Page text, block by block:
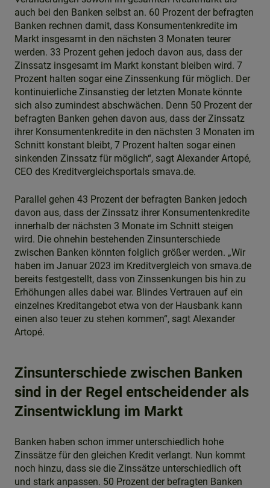
auch bei den Banken selbst an. 60 Prozent der befragten
Banken rechnen damit, dass Konsumentenkredite im
Markt insgesamt in den nächsten 3 Monaten teurer
werden. 33 Prozent gehen jedoch davon aus, dass der
Zinssatz insgesamt im Markt konstant bleiben wird. 7
Prozent halten sogar eine Zinssenkung für möglich. Der
kontinuierliche Zinsanstieg der letzten Monate könnte
sich also zumindest abschwächen. Denn 50 Prozent der
befragten Banken gehen davon aus, dass der Zinssatz
ihrer Konsumentenkredite in den nächsten 3 Monaten im
Schnitt konstant bleibt, 7 Prozent halten sogar einen
sinkenden Zinssatz für möglich“, sagt Alexander Artopé,
CEO des Kreditvergleichsportals smava.de.
Parallel gehen 43 Prozent der befragten Banken jedoch
davon aus, dass der Zinssatz ihrer Konsumentenkredite
innerhalb der nächsten 3 Monate im Schnitt steigen
wird. Die ohnehin bestehenden Zinsunterschiede
zwischen Banken könnten folglich größer werden. „Wir
haben im Januar 2023 im Kreditvergleich von smava.de
bereits festgestellt, dass von Zinssenkungen bis hin zu
Erhöhungen alles dabei war. Blindes Vertrauen auf ein
einzelnes Kreditangebot etwa von der Hausbank kann
einen also teuer zu stehen kommen“, sagt Alexander
Artopé.
Zinsunterschiede zwischen Banken
sind in der Regel entscheidender als
Zinsentwicklung im Markt
Banken haben schon immer unterschiedlich hohe
Zinssätze für den gleichen Kredit verlangt. Nun kommt
noch hinzu, dass sie die Zinssätze unterschiedlich oft
und stark anpassen. 50 Prozent der befragten Banken